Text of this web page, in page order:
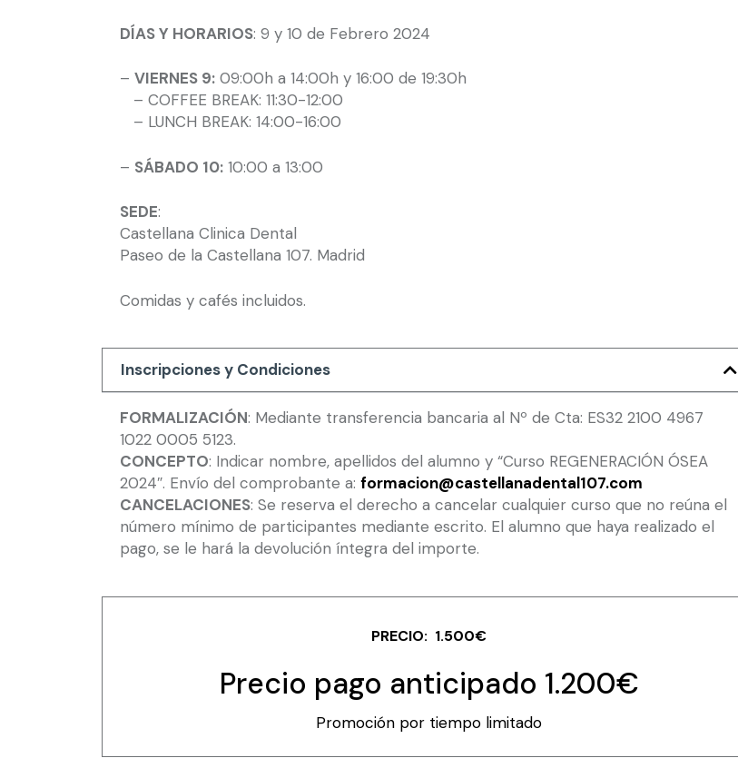
DÍAS Y HORARIOS: 9 y 10 de Febrero 2024
– VIERNES 9: 09:00h a 14:00h y 16:00 de 19:30h
– COFFEE BREAK: 11:30-12:00
– LUNCH BREAK: 14:00-16:00
– SÁBADO 10: 10:00 a 13:00
SEDE:
Castellana Clinica Dental
Paseo de la Castellana 107. Madrid
Comidas y cafés incluidos.
Inscripciones y Condiciones
FORMALIZACIÓN: Mediante transferencia bancaria al Nº de Cta: ES32 2100 4967
1022 0005 5123.
CONCEPTO: Indicar nombre, apellidos del alumno y “Curso REGENERACIÓN ÓSEA
2024″. Envío del comprobante a: formacion@castellanadental107.com
CANCELACIONES: Se reserva el derecho a cancelar cualquier curso que no reúna el
número mínimo de participantes mediante escrito. El alumno que haya realizado el
pago, se le hará la devolución íntegra del importe.
PRECIO: 1.500€
Precio pago anticipado 1.200€
Promoción por tiempo limitado